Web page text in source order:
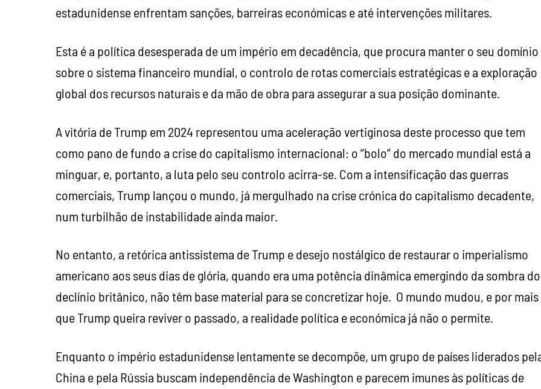
estadunidense enfrentam sanções, barreiras económicas e até intervenções militares.
Esta é a política desesperada de um império em decadência, que procura manter o seu domínio
sobre o sistema financeiro mundial, o controlo de rotas comerciais estratégicas e a exploração
global dos recursos naturais e da mão de obra para assegurar a sua posição dominante.
A vitória de Trump em 2024 representou uma aceleração vertiginosa deste processo que tem
como pano de fundo a crise do capitalismo internacional: o “bolo” do mercado mundial está a
minguar, e, portanto, a luta pelo seu controlo acirra-se. Com a intensificação das guerras
comerciais, Trump lançou o mundo, já mergulhado na crise crónica do capitalismo decadente,
num turbilhão de instabilidade ainda maior.
No entanto, a retórica antissistema de Trump e desejo nostálgico de restaurar o imperialismo
americano aos seus dias de glória, quando era uma potência dinâmica emergindo da sombra do
declínio britânico, não têm base material para se concretizar hoje. O mundo mudou, e por mais
que Trump queira reviver o passado, a realidade política e económica já não o permite.
Enquanto o império estadunidense lentamente se decompõe, um grupo de países liderados
China e pela Rússia buscam independência de Washington e parecem imunes às políticas de